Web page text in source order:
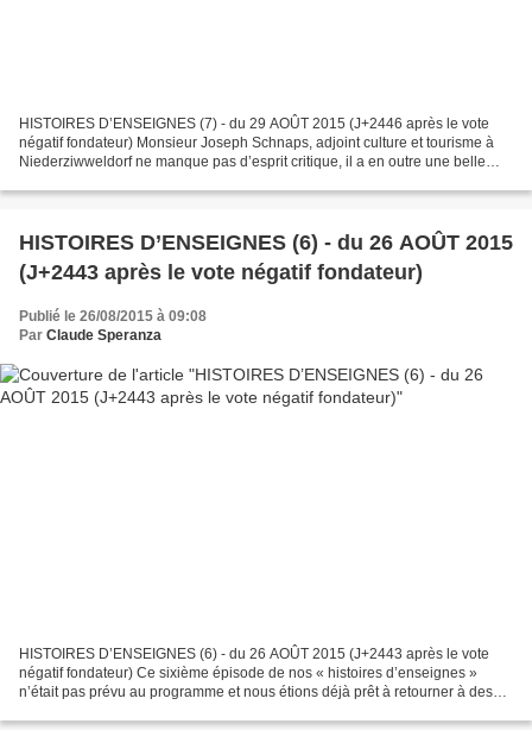
HISTOIRES D’ENSEIGNES (7) - du 29 AOÛT 2015 (J+2446 après le vote
négatif fondateur) Monsieur Joseph Schnaps, adjoint culture et tourisme à
Niederziwweldorf ne manque pas d’esprit critique, il a en outre une belle
HISTOIRES D’ENSEIGNES (6) - du 26 AOÛT 2015
(J+2443 après le vote négatif fondateur)
Publié le 26/08/2015 à 09:08
Par Claude Speranza
HISTOIRES D’ENSEIGNES (6) - du 26 AOÛT 2015 (J+2443 après le vote
négatif fondateur) Ce sixième épisode de nos « histoires d’enseignes »
n’était pas prévu au programme et nous étions déjà prêt à retourner à des